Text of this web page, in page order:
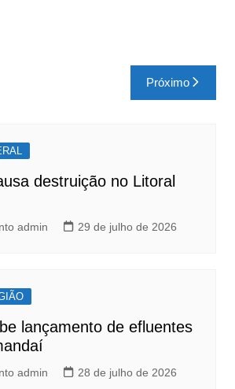
Próximo
destruição no Litoral
admin 29 de julho de 2026
lançamento de efluentes
admin 28 de julho de 2026